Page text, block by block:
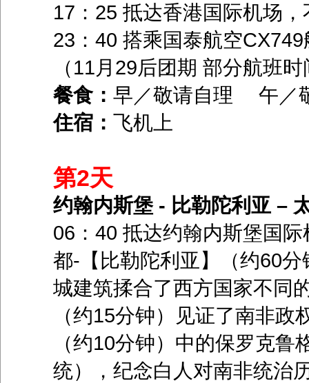
17：25 抵达香港国际机场
23：40 搭乘国泰航空
（11月29后团期 部分航班
餐食： 早／敬请自理 午
住宿： 飞机上
第2天
约翰内斯堡 - 比勒陀利亚 –
06：40 抵达约翰内斯堡国
都-【比勒陀利亚】（约60
城建筑揉合了西方国家不同
（约15分钟）见证了南非
（约10分钟）中的保罗克
统），纪念白人对南非统治